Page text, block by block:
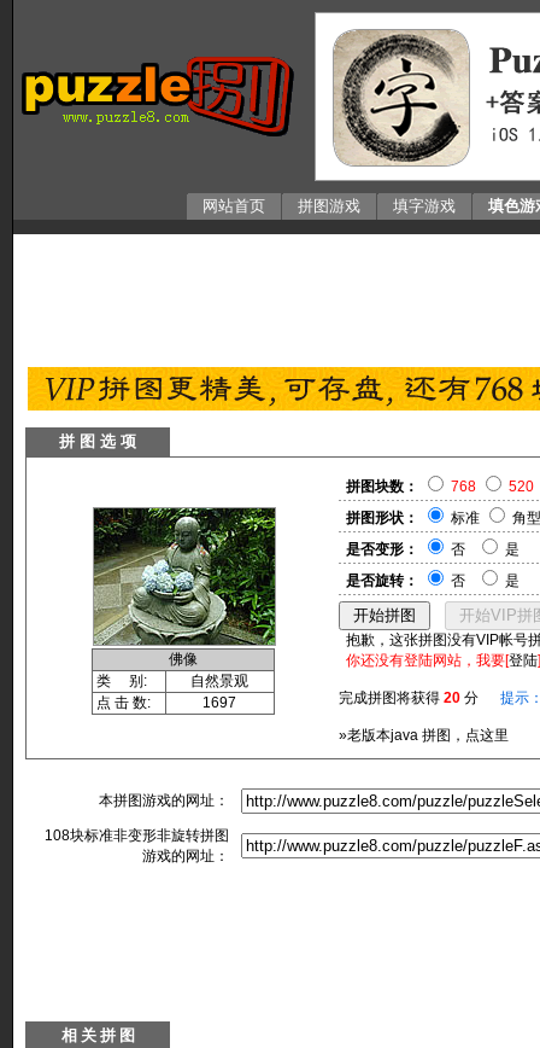
网站首页 拼图游戏 填字游戏 填色游
拼 图 选 项
佛像
类 别:
自然景观
点 击 数:
1697
拼图块数： 768
520
拼图形状：
标准
角型
是否变形：
否
是
是否旋转：
否 是
抱歉，这张拼图没有VIP帐号
你还没有登陆网站，我要[登陆
完成拼图将获得 20 分 提示
»老版本java 拼图，点这里
本拼图游戏的网址：
108块标准非变形非旋转拼图
游戏的网址：